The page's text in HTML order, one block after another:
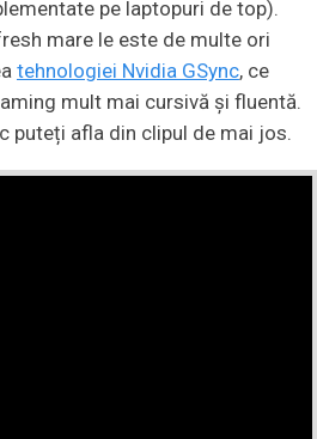
pe laptopuri de top).
mare le este de multe ori
tehnologiei Nvidia GSync, ce
mult mai cursivă și fluentă.
puteți afla din clipul de mai jos.